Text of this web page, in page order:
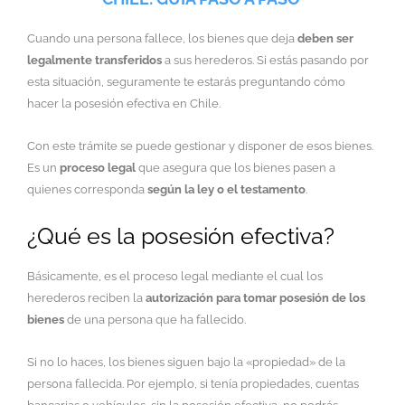
Cuando una persona fallece, los bienes que deja deben ser
legalmente transferidos a sus herederos. Si estás pasando por
esta situación, seguramente te estarás preguntando cómo
hacer la posesión efectiva en Chile.
Con este trámite se puede gestionar y disponer de esos bienes.
Es un proceso legal que asegura que los bienes pasen a
quienes corresponda según la ley o el testamento
¿Qué es la posesión efectiva?
Básicamente, es el proceso legal mediante el cual los
herederos reciben la autorización para tomar posesión de los
bienes de una persona que ha fallecido.
Si no lo haces, los bienes siguen bajo la «propiedad» de la
persona fallecida. Por ejemplo, si tenía propiedades, cuentas